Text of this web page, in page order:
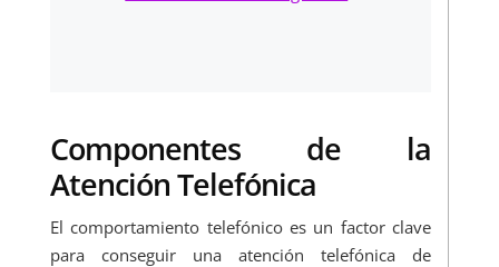
Componentes de la
Atención Telefónica
El comportamiento telefónico es un factor clave
para conseguir una atención telefónica de